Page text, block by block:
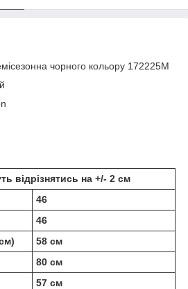
чорного кольору 172225M
відрізнятись на +/- 2 см
46
46
58 см
80 см
57 см